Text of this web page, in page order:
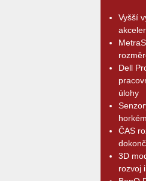
Vyšší
Dell
úlohy
ČAS
3D
rozvoj